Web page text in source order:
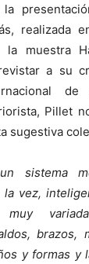
realizada
la muestra
a su
Pillet
sugestiva
sistema
vez,
muy
brazos,
y formas y